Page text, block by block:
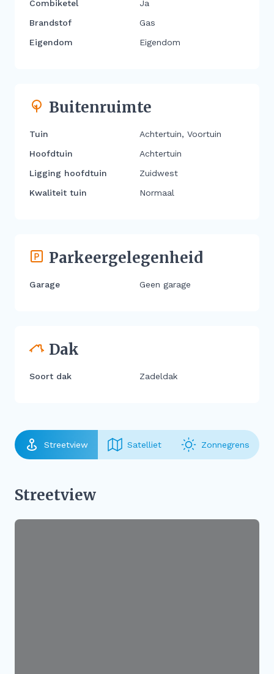
Combiketel
Ja
Brandstof
Gas
Eigendom
Eigendom
Buitenruimte
Tuin
Achtertuin, Voortuin
Hoofdtuin
Achtertuin
Ligging hoofdtuin
Zuidwest
Kwaliteit tuin
Normaal
Parkeergelegenheid
Garage Geen garage
Dak
Soort dak Zadeldak
Streetview Satelliet Zonnegrens
Streetview